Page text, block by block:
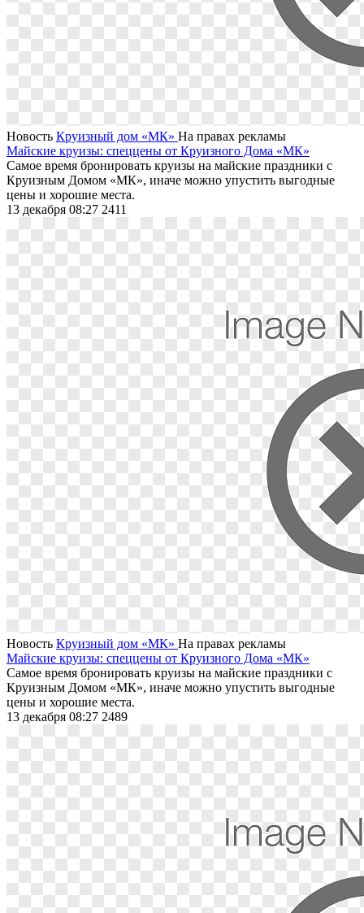
Новость Круизный дом «МК» На правах рекламы
Майские круизы: спеццены от Круизного Дома «МК»
Самое время бронировать круизы на майские праздники с
Круизным Домом «МК», иначе можно упустить выгодные
цены и хорошие места.
13 декабря 08:27 2411
Новость Круизный дом «МК» На правах рекламы
Майские круизы: спеццены от Круизного Дома «МК»
Самое время бронировать круизы на майские праздники с
Круизным Домом «МК», иначе можно упустить выгодные
цены и хорошие места.
13 декабря 08:27 2489